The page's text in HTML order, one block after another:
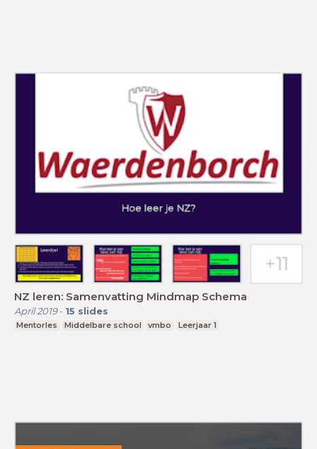
NZ leren: Samenvatting Mindmap Schema
April 2019- 15 slides
Mentorles Middelbare school vmbo Leerjaar 1